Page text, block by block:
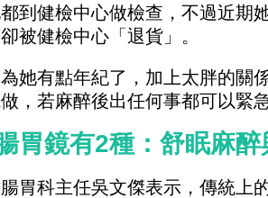
到健檢中心做檢查，不過近期
被健檢中心「退貨」。
她有點年紀了，加上太胖的關
，若麻醉後出任何事都可以緊急
胃鏡有2種：舒眠麻
胃科主任吳文傑表示，傳統上